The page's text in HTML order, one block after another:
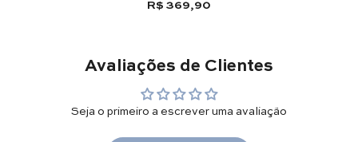
R$ 369,90
Avaliações de Clientes
Seja o primeiro a escrever uma avaliação